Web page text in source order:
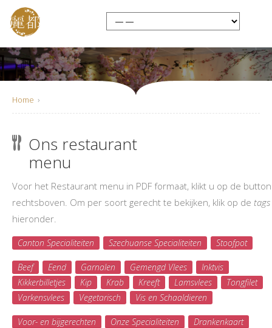
Home ›
Ons restaurant
menu
Voor het Restaurant menu in PDF formaat, klikt u op de button
rechtsboven. Om per soort gerecht te bekijken, klik op de tags
hieronder.
Canton Specialiteiten Szechuanse Specialiteiten Stoofpot
Beef Eend Garnalen Gemengd Vlees
Inktvis
Kikkerbilletjes
Kip Krab Kreeft Lamsvlees
Tongfilet
Varkensvlees
Vegetarisch Vis en Schaaldieren
Voor- en bijgerechten Onze Specialiteiten
Drankenkaart